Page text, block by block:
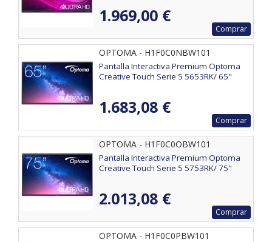
1.969,00 €
Comprar
OPTOMA - H1F0C0NBW101
Pantalla Interactiva Premium Optoma
Creative Touch Serie 5 5653RK/ 65"
1.683,08 €
Comprar
OPTOMA - H1F0C0OBW101
Pantalla Interactiva Premium Optoma
Creative Touch Serie 5 5753RK/ 75"
2.013,08 €
Comprar
OPTOMA - H1F0C0PBW101